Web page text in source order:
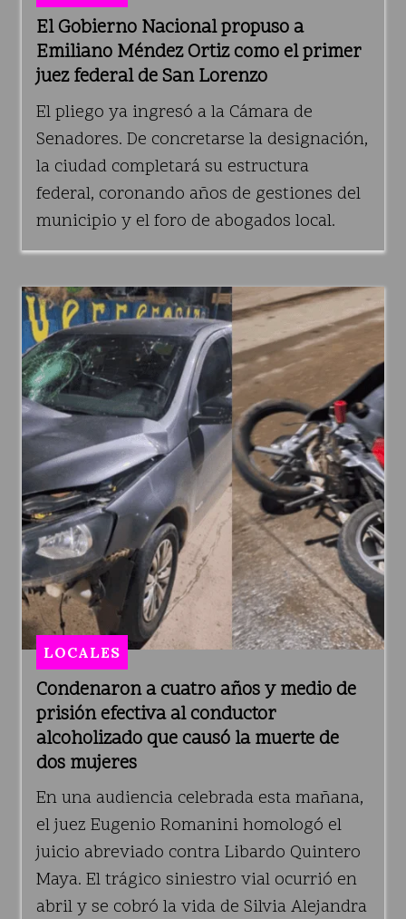
El Gobierno Nacional propuso a
Emiliano Méndez Ortiz como el primer
juez federal de San Lorenzo
El pliego ya ingresó a la Cámara de
Senadores. De concretarse la designación,
la ciudad completará su estructura
federal, coronando años de gestiones del
municipio y el foro de abogados local.
Condenaron a cuatro años y medio de
prisión efectiva al conductor
alcoholizado que causó la muerte de
dos mujeres
LOCALES
En una audiencia celebrada esta mañana,
el juez Eugenio Romanini homologó el
juicio abreviado contra Libardo Quintero
Maya. El trágico siniestro vial ocurrió en
abril y se cobró la vida de Silvia Alejandra